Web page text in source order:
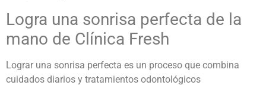
Logra una sonrisa perfecta de la
mano de Clínica Fresh
Lograr una sonrisa perfecta es un proceso que combina
cuidados diarios y tratamientos odontológicos